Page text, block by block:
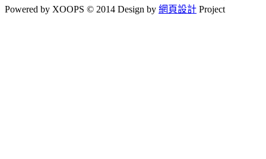
Powered by XOOPS © 2014 Design by 網頁設計 Project